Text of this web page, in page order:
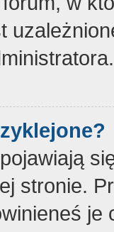
stronie.
je